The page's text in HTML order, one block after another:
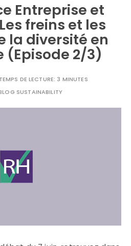
Entreprise et
freins et les
la diversité en
(Episode 2/3)
TEMPS DE LECTURE: 3 MINUTES
SUSTAINABILITY